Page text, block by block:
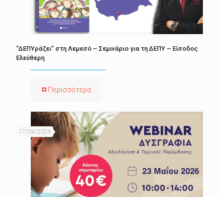
“ΔΕΠΥράζει” στη Λεμεσό – Σεμινάριο για τη ΔΕΠΥ – Είσοδος
Ελεύθερη
Περισσότερα
17/04/2026